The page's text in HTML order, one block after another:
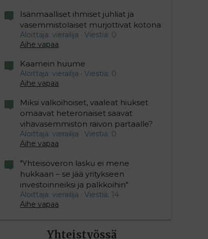
Isänmaalliset ihmiset juhliat ja
vasemmistolaiset murjottivat kotona
Aloittaja: vierailija
Viestiä: 0
Aihe vapaa
Kaamein huume
Aloittaja: vierailija
Viestiä: 0
Aihe vapaa
Miksi valkoihoiset, vaaleat hiukset
omaavat heteronaiset saavat
vihavasemmiston raivon partaalle?
Aloittaja: vierailija
Viestiä: 0
Aihe vapaa
"Yhteisöveron lasku ei mene
hukkaan – se jää yritykseen
investoinneiksi ja palkkoihin"
Aloittaja: vierailija
Viestiä: 14
Aihe vapaa
Yhteistyössä